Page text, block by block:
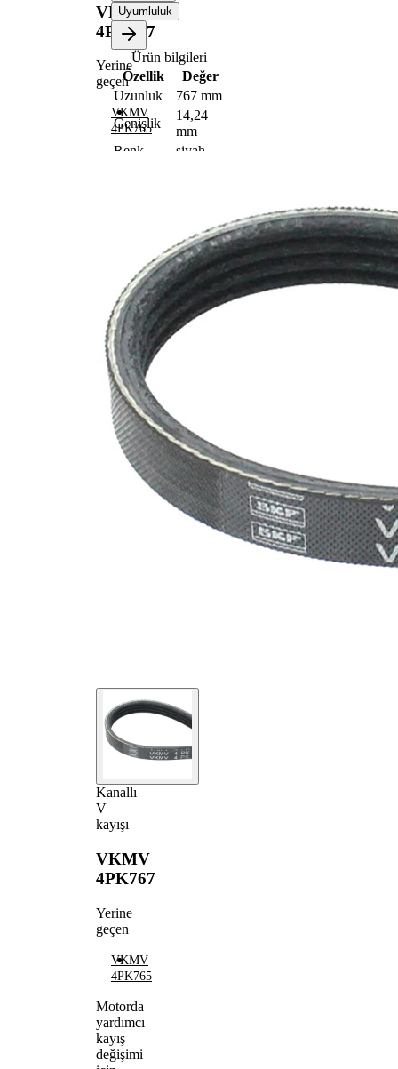
VKMV
4PK767
Yerine
geçen
VKMV
4PK765
Kanallı
V
kayışı
VKMV
4PK767
Yerine
geçen
VKMV
4PK765
Motorda
yardımcı
kayış
değişimi
Uyumluluk
Ürün bilgileri
Özellik
Değer
Uzunluk
767 mm
Genişlik
14,24
mm
Renk
siyah
maddesi
mevcut
değil!
Kayış
malzemesi
EPDM
(Etilen
Propilen
Dien
Kauçuk)